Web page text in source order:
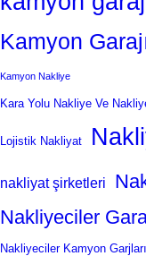
Kamyon
Kamyon Nakliye
Kara Yolu Nakliye Ve
Lojistik Nakliyat
nakliyat şirketleri
Nakliyeciler
Nakliyeciler Kamyon Garjları